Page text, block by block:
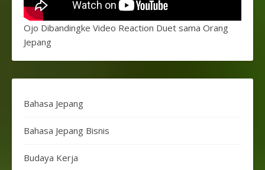
Ojo Dibandingke Video Reaction Duet sama Orang
Jepang
Bahasa Jepang
Bahasa Jepang Bisnis
Budaya Kerja